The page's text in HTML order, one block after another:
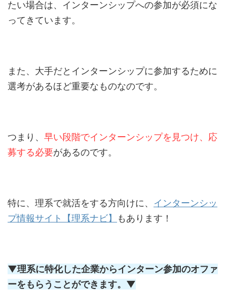
たい場合は、インターンシップへの参加が必須にな
ってきています。
また、大手だとインターンシップに参加するために
選考があるほど重要なものなのです。
つまり、 早い段階でインターンシップを見つけ、応
募する必要があるのです。
特に、理系で就活をする方向けに、 インターンシッ
プ情報サイト【理系ナビ】
もあります！
▼理系に特化した企業からインターン参加のオファ
ーをもらうことができます。▼